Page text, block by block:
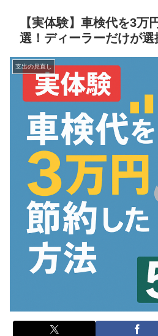
【実体験】車検代を3万
選！ディーラーだけが選
支出の見直し